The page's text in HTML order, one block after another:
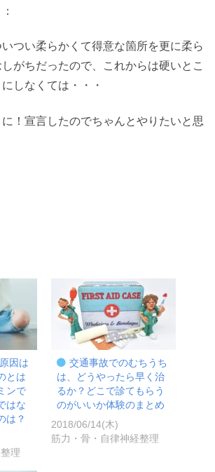
つい柔らかくて得意な箇所を更に柔ら
がちだったので、これからは硬いとこ
しなくては・・・
！宣言したのでちゃんとやりたいと思
因は
とは
ンで
はな
は？
理
交通事故でのむちうち
は、どうやったら早く治
るか？どこで診てもらう
のがいいか体験のまとめ
2018/06/14(木)
筋力・骨・自律神経整理